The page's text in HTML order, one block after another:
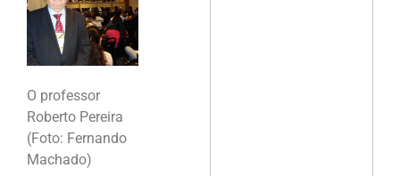
O professor
Roberto Pereira
(Foto: Fernando
Machado)